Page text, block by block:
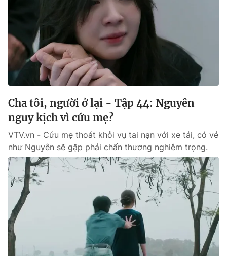
Cha tôi, người ở lại - Tập 44: Nguyên
nguy kịch vì cứu mẹ?
VTV.vn - Cứu mẹ thoát khỏi vụ tai nạn với xe tải, có vẻ
như Nguyên sẽ gặp phải chấn thương nghiêm trọng.